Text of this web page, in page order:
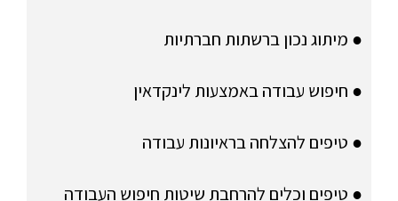
● מיתוג נכון ברשתות חברתיות
● חיפוש עבודה באמצעות לינקדאין
● טיפים להצלחה בראיונות עבודה
● טיפים וכלים להרחבת שיטות חיפוש העבודה